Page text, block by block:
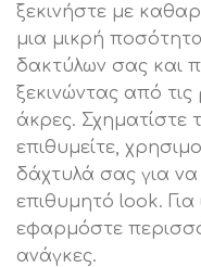
ξεκινήστε με
μια μικρή
δακτύλων σας και
ξεκινώντας από
άκρες. Σχηματίστε
επιθυμείτε,
δάχτυλά σας για
επιθυμητό look.
εφαρμόστε
ανάγκες.